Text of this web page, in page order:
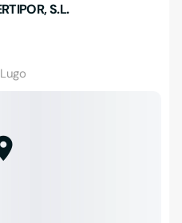
S.L.